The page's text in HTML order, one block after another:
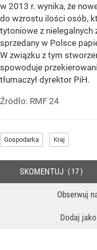
w 2013 r. wynika, że
do wzrostu ilości osób,
tytoniowe z nielegalnych
sprzedany w Polsce
W związku z tym
spowoduje
tłumaczył dyrektor PiH.
Źródło: RMF 24
Gospodarka Kraj
Obserwuj
Dodaj jako
SKOMENTUJ 17